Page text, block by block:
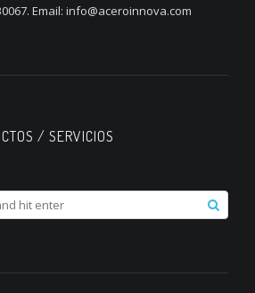
Email: info@aceroinnova.com
/ SERVICIOS